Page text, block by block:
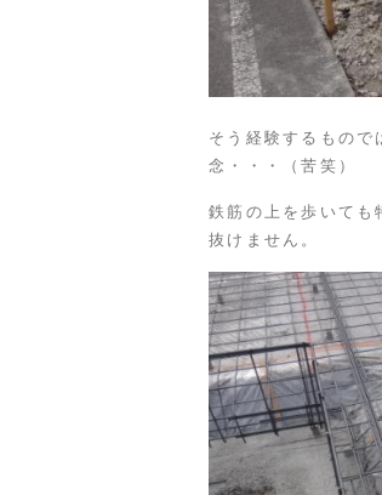
そう経験するもので
念・・・（苦笑）
鉄筋の上を歩いても
抜けません。